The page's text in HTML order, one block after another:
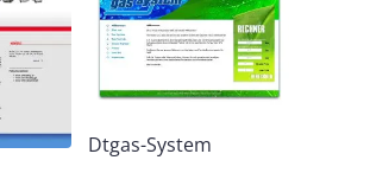
Dtgas-System